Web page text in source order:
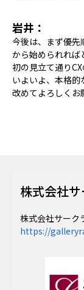
岩井：
今後は、まず優先
から始められれば
初の見立て通り
いよいよ、本格的
改めてよろしくお
株式会社
株式会社サーク
https://